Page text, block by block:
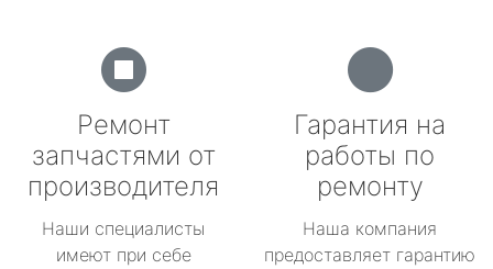
Ремонт
запчастями от
производителя
Наши специалисты
имеют при себе
Гарантия на
работы по
ремонту
Наша компания
предоставляет гарантию